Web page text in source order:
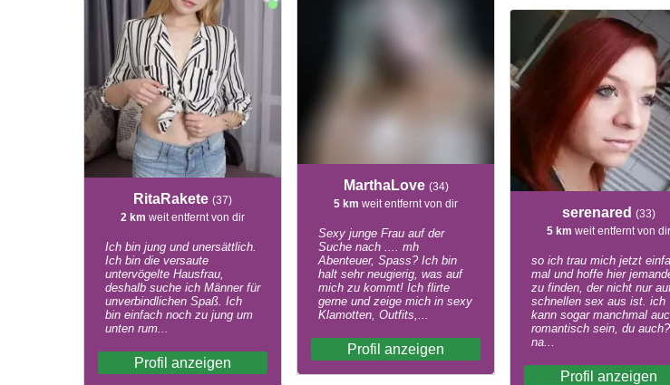
RitaRakete(37)
2 km weit entfernt von dir
Ich bin jung und unersättlich.
Ich bin die versaute
untervögelte Hausfrau,
deshalb suche ich Männer für
unverbindlichen Spaß. Ich
bin einfach noch zu jung um
unten rum...
Profil anzeigen
MarthaLove (34)
5 km weit entfernt von dir
Sexy junge Frau auf der
Suche nach .... mh
Abenteuer, Spass? Ich bin
halt sehr neugierig, was auf
mich zu kommt! Ich flirte
gerne und zeige mich in sexy
Klamotten, Outfits,...
Profil anzeigen
serenared(33)
5 km weit entfernt von dir
so ich trau mich jetzt
mal und hoffe hier
zu finden, der nicht nur
schnellen sex aus ist. ich
kann sogar manchmal
romantisch sein, du auch?
na...
Profil anzeigen